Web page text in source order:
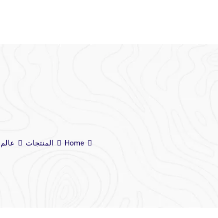
Home المنتجات